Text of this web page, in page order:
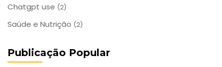
Chatgpt use (2)
Saúde e Nutrição (2)
Publicação Popular